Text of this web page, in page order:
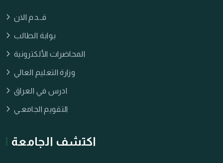
قــدم الان
بوابة الطالب
المحاضرات الألكترونية
وزارة التعليم العالي
ادرس في العراق
التقويم الجامعـي
اكتشف الجامعة